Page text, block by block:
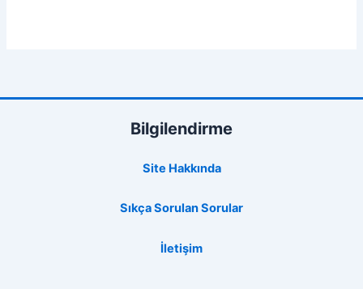
Bilgilendirme
Site Hakkında
Sıkça Sorulan Sorular
İletişim